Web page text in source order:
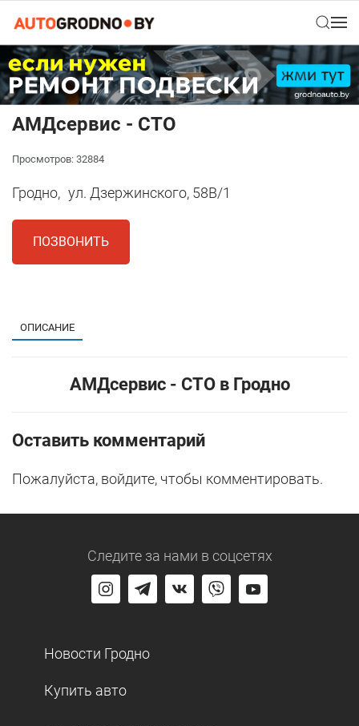
АМДсервис - СТО
Просмотров: 32884
Гродно, ул. Дзержинского, 58В/1
ПОЗВОНИТЬ
ОПИСАНИЕ
АМДсервис - СТО в Гродно
Оставить комментарий
Пожалуйста, войдите, чтобы комментировать.
Следите за нами в соцсетях
Новости Гродно
Купить авто